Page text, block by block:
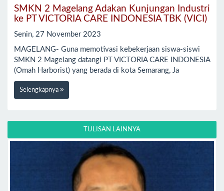
SMKN 2 Magelang Adakan Kunjungan Industri
ke PT VICTORIA CARE INDONESIA TBK (VICI)
Senin, 27 November 2023
MAGELANG- Guna memotivasi kebekerjaan siswa-siswi
SMKN 2 Magelang datangi PT VICTORIA CARE INDONESIA
(Omah Harborist) yang berada di kota Semarang, Ja
Selengkapnya
TULISAN LAINNYA